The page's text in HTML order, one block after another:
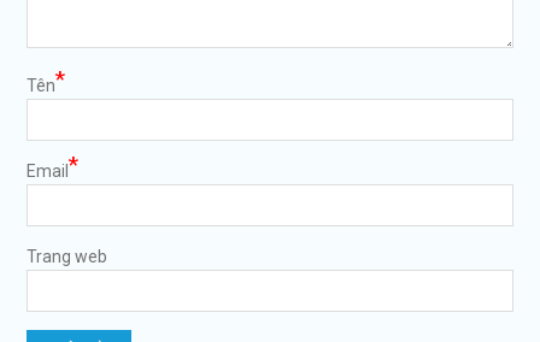
Tên*
Email *
Trang web
https://tuvanltl.com/dieu-